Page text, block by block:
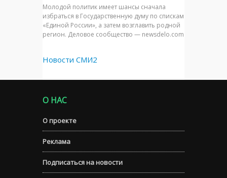
Молодой политик имеет шансы сначала
избраться в Государственную думу по спискам
«Единой России», а затем возглавить родной
регион. Деловое сообщество — newsdelo.com
Новости СМИ2
О НАС
О проекте
Реклама
Подписаться на новости